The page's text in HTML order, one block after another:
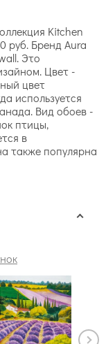
Kitchen
руб. Бренд Aura
Это
Цвет -
цвет
используется
Вид обоев -
птицы,
в
также популярна